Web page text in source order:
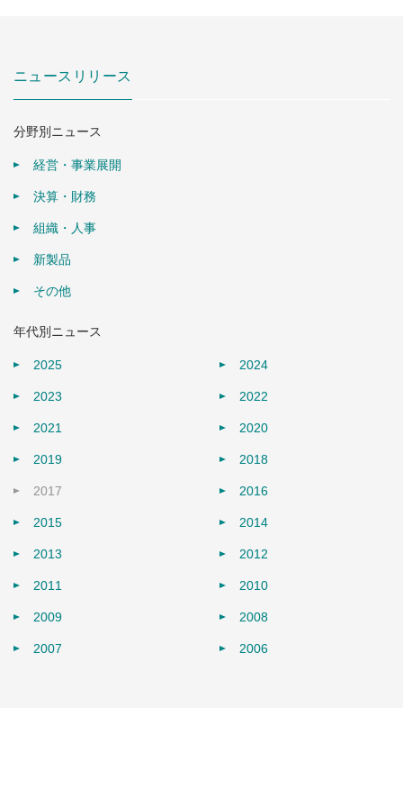
ニュースリリース
分野別ニュース
経営・事業展開
決算・財務
組織・人事
新製品
その他
年代別ニュース
2025 2024
2023 2022
2021 2020
2019 2018
2017 2016
2015 2014
2013 2012
2011 2010
2009 2008
2007 2006